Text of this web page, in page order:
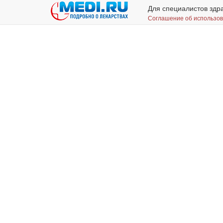
Для специалистов
Соглашение об